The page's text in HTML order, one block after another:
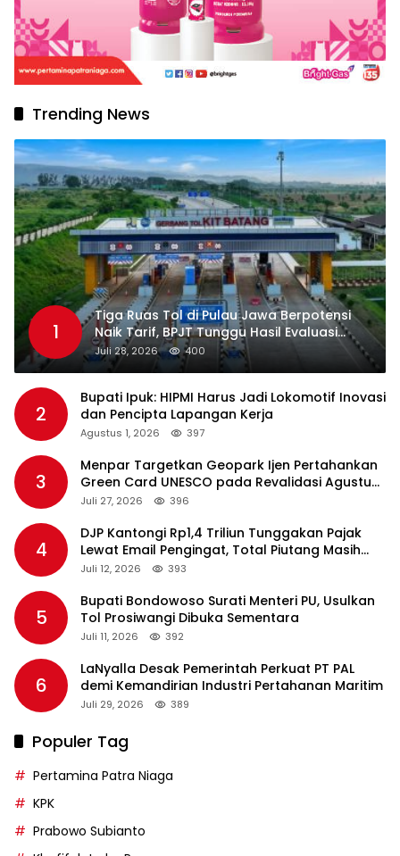
Trending News
1
Tiga Ruas Tol di Pulau Jawa Berpotensi
Naik Tarif, BPJT Tunggu Hasil Evaluasi
Standar Pelayanan
Juli 28, 2026 400
2
Bupati Ipuk: HIPMI Harus Jadi Lokomotif Inovasi
dan Pencipta Lapangan Kerja
Agustus 1, 2026 397
3
Menpar Targetkan Geopark Ijen Pertahankan
Green Card UNESCO pada Revalidasi Agustus
2026
Juli 27, 2026 396
4
DJP Kantongi Rp1,4 Triliun Tunggakan Pajak
Lewat Email Pengingat, Total Piutang Masih
Rp36 Triliun
Juli 12, 2026 393
5
Bupati Bondowoso Surati Menteri PU, Usulkan
Tol Prosiwangi Dibuka Sementara
Juli 11, 2026 392
6
LaNyalla Desak Pemerintah Perkuat PT PAL
demi Kemandirian Industri Pertahanan Maritim
Juli 29, 2026 389
Populer Tag
Pertamina Patra Niaga
KPK
Prabowo Subianto